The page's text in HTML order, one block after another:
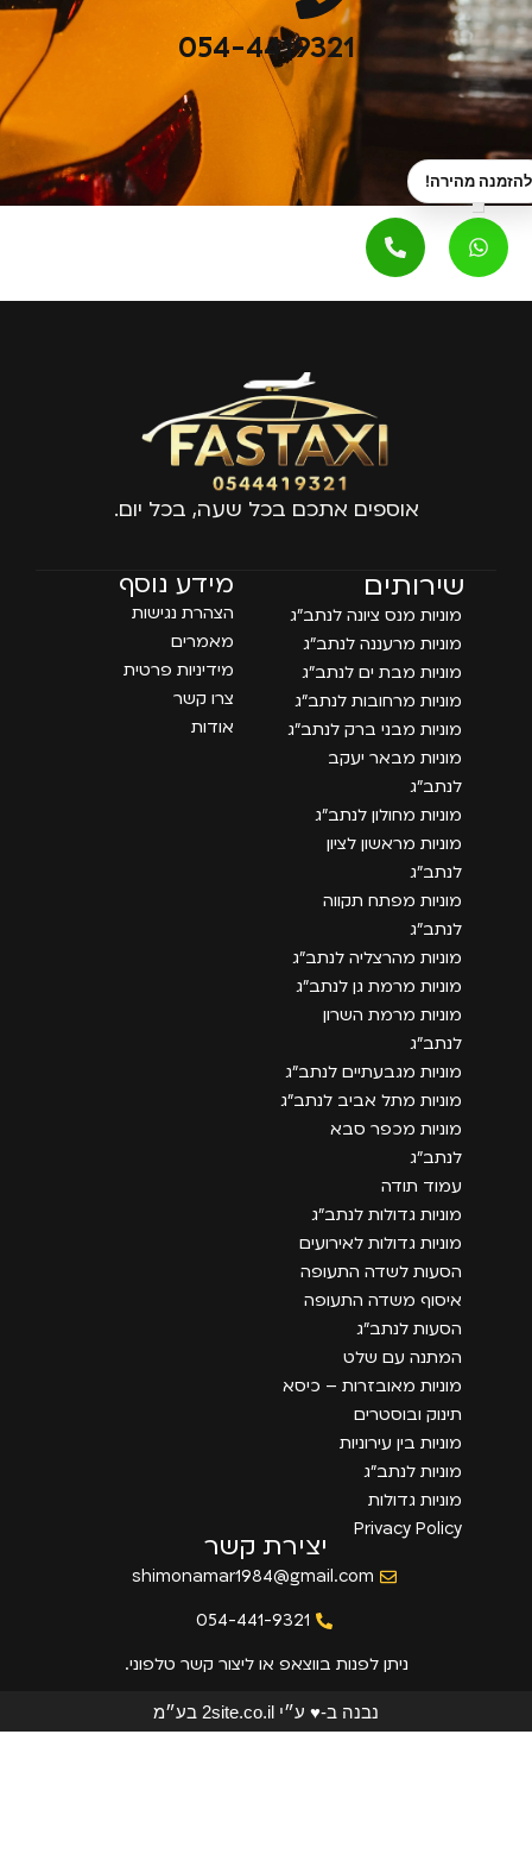
054-4419321
אוספים אתכם בכל שעה, בכל יום.
שירותים
מוניות מנס ציונה לנתב״ג
מוניות מרעננה לנתב״ג
מוניות מבת ים לנתב״ג
מוניות מרחובות לנתב״ג
מוניות מבני ברק לנתב״ג
מוניות מבאר יעקב
לנתב״ג
מוניות מחולון לנתב״ג
מוניות מראשון לציון
לנתב״ג
מוניות מפתח תקווה
לנתב״ג
מוניות מהרצליה לנתב״ג
מוניות מרמת גן לנתב״ג
מוניות מרמת השרון
לנתב״ג
מוניות מגבעתיים לנתב״ג
מוניות מתל אביב לנתב״ג
מוניות מכפר סבא
לנתב״ג
עמוד תודה
מוניות גדולות לנתב״ג
מוניות גדולות לאירועים
הסעות לשדה התעופה
איסוף משדה התעופה
הסעות לנתב״ג
המתנה עם שלט
מוניות מאובזרות – כיסא
תינוק ובוסטרים
מוניות בין עירוניות
מוניות לנתב״ג
מוניות גדולות
Privacy Policy
מידע נוסף
הצהרת נגישות
מאמרים
מידיניות פרטית
צרו קשר
אודות
יצירת קשר
shimonamar1984@gmail.com
054-441-9321
ניתן לפנות בווצאפ או ליצור קשר טלפוני.
נבנה ב-♥ ע״י 2site.co.il בע״מ